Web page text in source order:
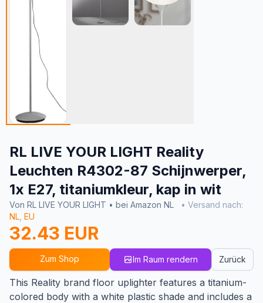
RL LIVE YOUR LIGHT Reality
Leuchten R4302-87 Schijnwerper,
1x E27, titaniumkleur, kap in wit
Von RL LIVE YOUR LIGHT • bei Amazon NL
• Versand nach:
NL EU
32.43 EUR
Zum Shop Im Raum rendern Zurück
This Reality brand floor uplighter features a titanium-
colored body with a white plastic shade and includes a